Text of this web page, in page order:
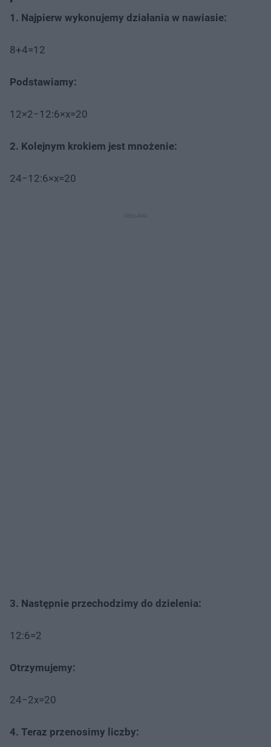
1. Najpierw wykonujemy działania w nawiasie:
8+4=12
Podstawiamy:
12×2−12:6×x=20
2. Kolejnym krokiem jest mnożenie:
24−12:6×x=20
3. Następnie przechodzimy do dzielenia:
12:6=2
Otrzymujemy:
24−2x=20
4. Teraz przenosimy liczby: